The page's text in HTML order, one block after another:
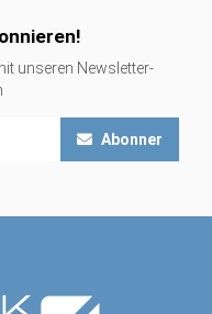
unseren Newsletter-
Abonner